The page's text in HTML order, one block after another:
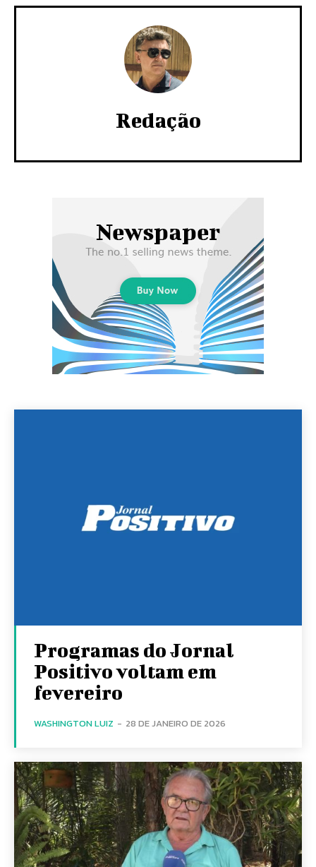
Redação
Programas do Jornal
Positivo voltam em
fevereiro
WASHINGTON LUIZ - 28 DE JANEIRO DE 2026